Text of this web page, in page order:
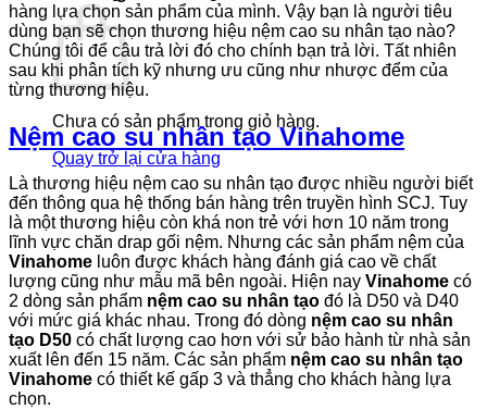
Chưa có sản phẩm trong giỏ hàng.
Quay trở lại cửa hàng
hàng lựa chọn sản phẩm của mình. Vậy bạn là người tiêu
dùng bạn sẽ chọn thương hiệu nệm cao su nhân tạo nào?
Chúng tôi để câu trả lời đó cho chính bạn trả lời. Tất nhiên
sau khi phân tích kỹ nhưng ưu cũng như nhược đểm của
từng thương hiệu.
Nệm cao su nhân tạo Vinahome
Là thương hiệu nệm cao su nhân tạo được nhiều người biết
đến thông qua hệ thống bán hàng trên truyền hình SCJ. Tuy
là một thương hiệu còn khá non trẻ với hơn 10 năm trong
lĩnh vực chăn drap gối nệm. Nhưng các sản phẩm nệm của
Vinahome luôn được khách hàng đánh giá cao về chất
lượng cũng như mẫu mã bên ngoài. Hiện nay Vinahome có
2 dòng sản phẩm nệm cao su nhân tạo đó là D50 và D40
với mức giá khác nhau. Trong đó dòng nệm cao su nhân
tạo D50 có chất lượng cao hơn với sử bảo hành từ nhà sản
xuất lên đến 15 năm. Các sản phẩm nệm cao su nhân tạo
Vinahome có thiết kế gấp 3 và thẳng cho khách hàng lựa
chọn.